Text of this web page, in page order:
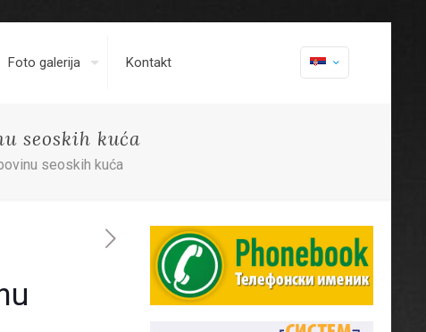
Foto galerija Kontakt
seoskih kuća
seoskih kuća